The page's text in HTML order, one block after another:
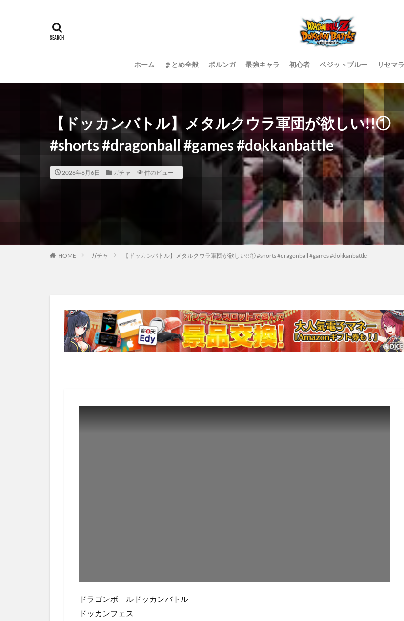
ホーム まとめ全般 ポルンガ 最強キャラ 初心者 ベジットブルー リセマラ
【ドッカンバトル】メタルクウラ軍団が欲しい!!①
#shorts #dragonball #games #dokkanbattle
2026年6月6日 ガチャ 件のビュー
HOME ガチャ 【ドッカンバトル】メタルクウラ軍団が欲しい!!① #shorts #dragonball #games #dokkanbattle
ドラゴンボールドッカンバトル
ドッカンフェス